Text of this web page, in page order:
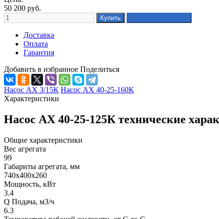
50 200 руб.
Доставка
Оплата
Гарантия
Добавить в избранное Поделиться
Насос АХ 3/15К Насос АХ 40-25-160К
Характеристики
Насос АХ 40-25-125К технические
Общие характеристики
Вес агрегата
99
Габариты агрегата, мм
740х400х260
Мощность, кВт
3.4
Q Подача, м3/ч
6.3